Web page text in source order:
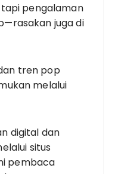
tapi pengalaman
juga di
tren pop
melalui
digital dan
situs
pembaca